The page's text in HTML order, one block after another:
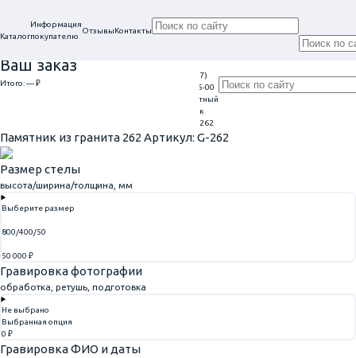
Каталог
Информация
покупателю
ОтзывыКонтакты
Ваш заказ
Итого:— ₽
Проконсультируем
+7 (917)
113-05-00
Обратный
звонок
Памятник из гранита 262
Памятник из гранита 262 Артикул: G-262
Размер стелы
высота/ширина/толщина, мм
Выберите размер
800/400/50
50 000 ₽
Гравировка фотографии
обработка, ретушь, подготовка
Не выбрано
Выбранная опция
0 ₽
Гравировка ФИО и даты